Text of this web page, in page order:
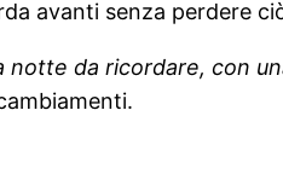
avanti senza perdere
notte da ricordare, con